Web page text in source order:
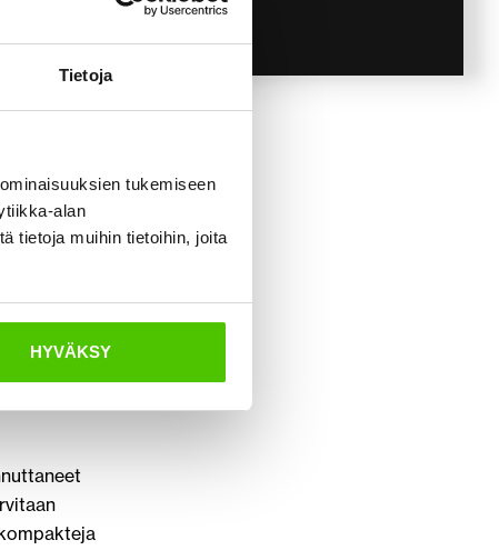
Tietoja
tukemiseen
alan
tietoja muihin tietoihin, joita
HYVÄKSY
900€